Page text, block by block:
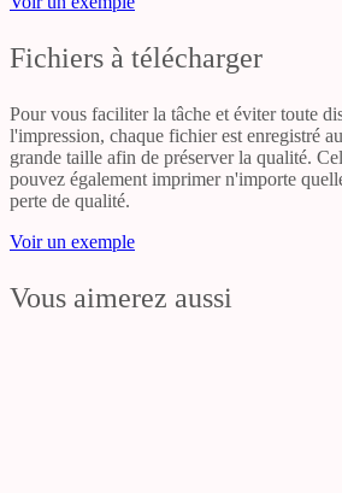
Fichiers à télécharger
Pour vous faciliter la tâche et éviter toute
l'impression, chaque fichier est enregistré
grande taille afin de préserver la qualité.
pouvez également imprimer n'importe
perte de qualité.
Voir un exemple
Vous aimerez aussi